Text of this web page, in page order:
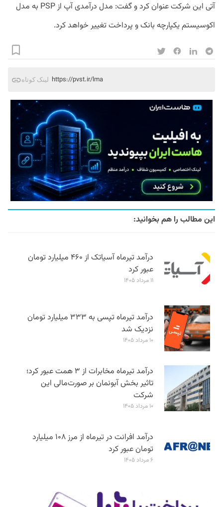
آتی این شرکت عنوان کرد و گفت: مدل درآمدی آپ از PSP به مدل
اکوسیستم یکپارچه بانک و پرداخت تغییر خواهد کرد.
لینک کوتاه https://pvst.ir/lma
این مطالب را هم بخوانید:
درآمد تیرماه آسیاتک از ۴۶۰ میلیارد تومان
عبور کرد
۱۱ مرداد ۱۴۰۵
درآمد تیرماه تپسی به ۳۳۳ میلیارد تومان
نزدیک شد
۱۰ مرداد ۱۴۰۵
درآمد تیرماه مخابرات از ۳ همت عبور کرد؛
تاثیر بخش آبونمان بر صورت‌مالی این
شرکت
۱۰ مرداد ۱۴۰۵
درآمد افرانت در تیرماه از مرز ۱۰۸ میلیارد
تومان عبور کرد
۶ مرداد ۱۴۰۵